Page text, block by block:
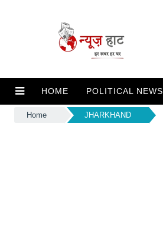
HOME POLITICAL NEWS
Home JHARKHAND